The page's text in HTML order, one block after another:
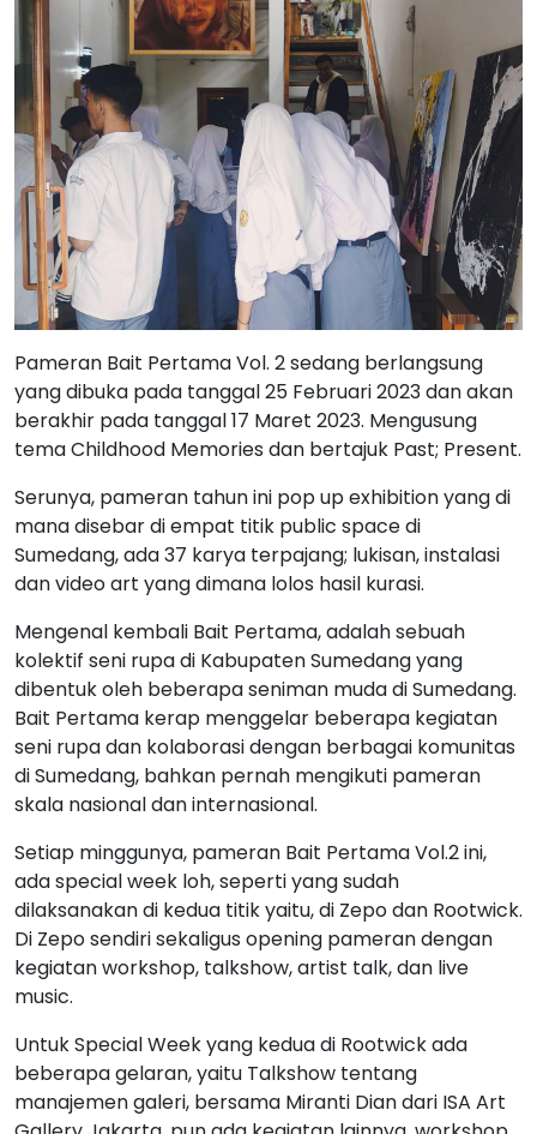
Pameran Bait Pertama Vol. 2 sedang berlangsung
yang dibuka pada tanggal 25 Februari 2023 dan akan
berakhir pada tanggal 17 Maret 2023. Mengusung
tema Childhood Memories dan bertajuk Past; Present.
Serunya, pameran tahun ini pop up exhibition yang di
mana disebar di empat titik public space di
Sumedang, ada 37 karya terpajang; lukisan, instalasi
dan video art yang dimana lolos hasil kurasi.
Mengenal kembali Bait Pertama, adalah sebuah
kolektif seni rupa di Kabupaten Sumedang yang
dibentuk oleh beberapa seniman muda di Sumedang.
Bait Pertama kerap menggelar beberapa kegiatan
seni rupa dan kolaborasi dengan berbagai komunitas
di Sumedang, bahkan pernah mengikuti pameran
skala nasional dan internasional.
Setiap minggunya, pameran Bait Pertama Vol.2 ini,
ada special week loh, seperti yang sudah
dilaksanakan di kedua titik yaitu, di Zepo dan Rootwick.
Di Zepo sendiri sekaligus opening pameran dengan
kegiatan workshop, talkshow, artist talk, dan live
music.
Untuk Special Week yang kedua di Rootwick ada
beberapa gelaran, yaitu Talkshow tentang
manajemen galeri, bersama Miranti Dian dari ISA Art